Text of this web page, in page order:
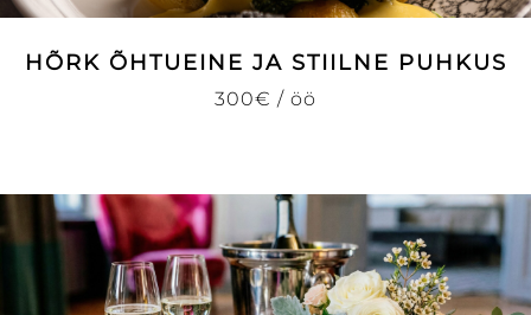
HÕRK ÕHTUEINE JA STIILNE PUHKUS
300€ / öö